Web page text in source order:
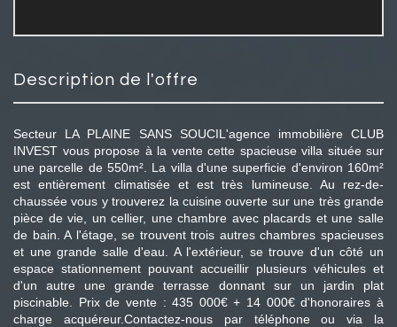
description de l'offre
Secteur LA PLAINE SANS SOUCIL'agence immobilière CLUB
INVEST vous propose à la vente cette spacieuse villa située sur
une parcelle de 550m². La villa d'une superficie d'environ 160m²
est entièrement climatisée et est très lumineuse. Au rez-de-
chaussée vous y trouverez la cuisine ouverte sur une très grande
pièce de vie, un cellier, une chambre avec placards et une salle
de bain. A l'étage, se trouvent trois autres chambres spacieuses
et une grande salle d'eau. A l'extérieur, se trouve d'un côté un
espace stationnement pouvant accueillir plusieurs véhicules et
d'un autre une grande terrasse donnant sur un jardin plat
piscinable. Prix de vente : 435 000€ + 14 000€ d'honoraires à
charge acquéreur.Contactez-nous par téléphone ou via la